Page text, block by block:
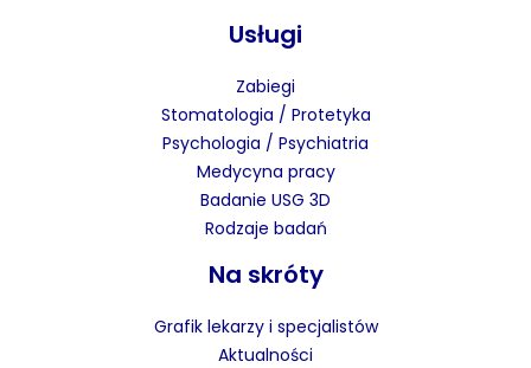
Usługi
Zabiegi
Stomatologia / Protetyka
Psychologia / Psychiatria
Medycyna pracy
Badanie USG 3D
Rodzaje badań
Na skróty
Grafik lekarzy i specjalistów
Aktualności